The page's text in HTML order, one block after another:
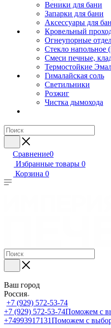
Веники для бани
Запарки для бани
Аксессуары для
Кровельный
Огнеупорные
Стекло напольное
Смеси печные,
Термостойкие
Гималайская соль
Светильники
Розжиг
Чистка дымохода
Сравнение0
Избранные товары 0
Корзина 0
Ваш город
Россия
+7 (929) 572-53-74
+7 (929) 572-53-74Поможем с
+74993917131Поможем с